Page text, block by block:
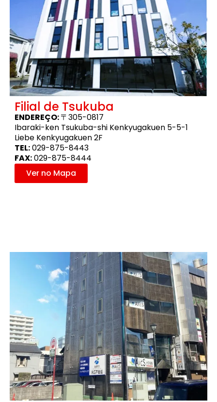
Filial de Tsukuba
ENDEREÇO:〒305-0817
Ibaraki-ken Tsukuba-shi Kenkyugakuen 5-5-1
Liebe Kenkyugakuen 2F
TEL:029-875-8443
FAX:029-875-8444
Ver no Mapa